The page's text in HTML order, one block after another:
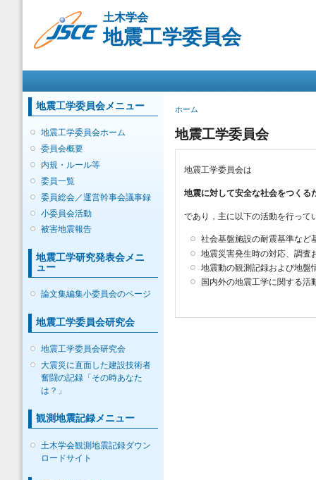
土木学会
地震工学委員会
地震工学委員会メニュー
地震工学委員会ホーム
委員会概要
内規・ルール等
委員一覧
委員総会／運営幹事会議事録
小委員会活動
被害地震報告
地震工学研究発表会メニ
ュー
論文集編集小委員会のページ
地震工学委員会研究会
地震工学委員会研究会
大震災に直面した建設技術者
奮闘の記録「その時あなた
は？」
観測地震記録メニュー
土木学会観測地震記録ダウン
ロードサイト
現在地
ホーム
地震工学委員会
地震工学委員会は
地震に対して安全な社会をつくる
であり，主に以下の活動を行って
社会基盤施設の耐震基準など
地震災害発生時の対応、調査
地震動の観測記録および地盤
国内外の地震工学に関する活